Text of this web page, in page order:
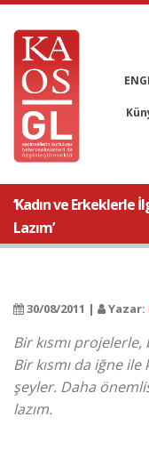
‘Kadın ve Erkeklerle
Lazım’
30/08/2011 | Yazar:
Bir kısmı
Bir kısmı da iğne
şeyler. Daha
lazım.